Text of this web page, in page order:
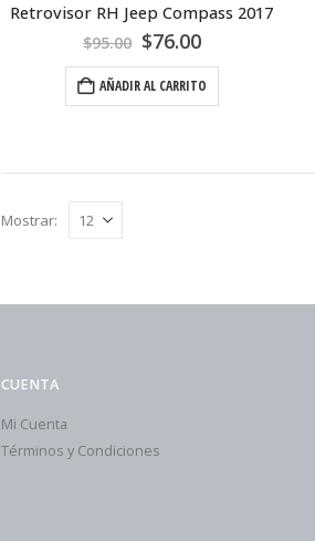
Retrovisor RH Jeep Compass 2017
$95.00 $76.00
AÑADIR AL CARRITO
Mostrar:
CUENTA
Mi Cuenta
Términos y Condiciones